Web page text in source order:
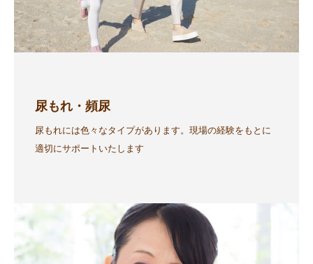
尿もれ・頻尿
尿もれには色々なタイプがあります。現場の経験をもとに
適切にサポートいたします